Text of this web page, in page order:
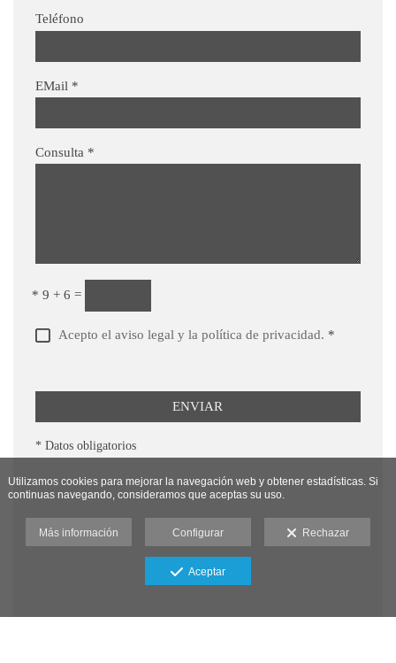
Teléfono
EMail *
Consulta *
* 9 + 6 =
Acepto el aviso legal y la política de privacidad. *
ENVIAR
* Datos obligatorios
Utilizamos cookies para mejorar la navegación web y obtener estadísticas. Si
continuas navegando, consideramos que aceptas su uso.
Más información Configurar Rechazar
Aceptar